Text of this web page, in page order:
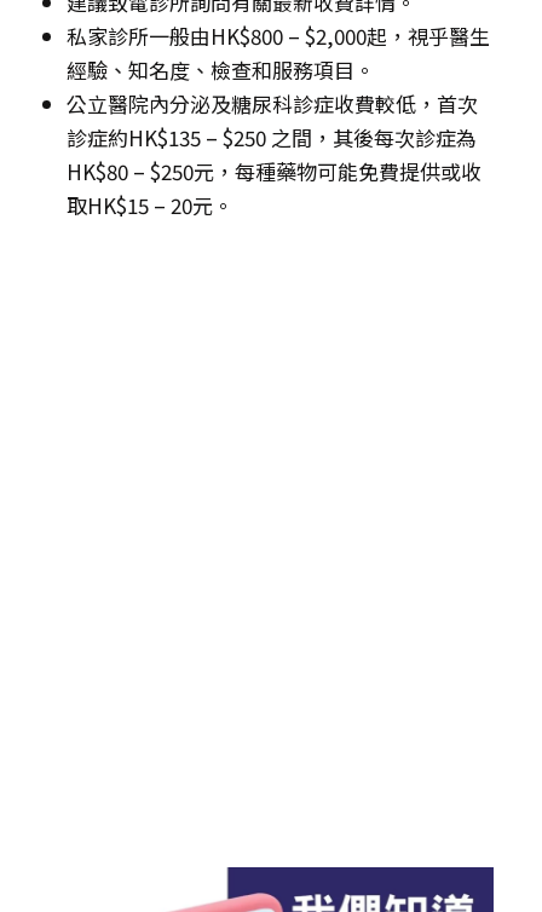
私家診所一般由HK$800 – $2,000起，視乎醫生
經驗、知名度、檢查和服務項目。
公立醫院內分泌及糖尿科診症收費較低，首次
診症約HK$135 – $250 之間，其後每次診症為
HK$80 – $250元，每種藥物可能免費提供或收
取HK$15 – 20元。